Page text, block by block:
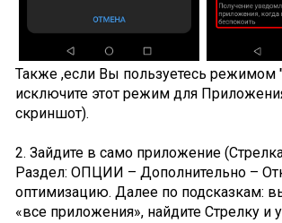
Также ,если Вы пользуетесь режимом
исключите этот режим для
скриншот).
2. Зайдите в само приложение
Раздел: ОПЦИИ – Дополнительно –
оптимизацию. Далее по подсказкам:
«все приложения», найдите Стрелку и